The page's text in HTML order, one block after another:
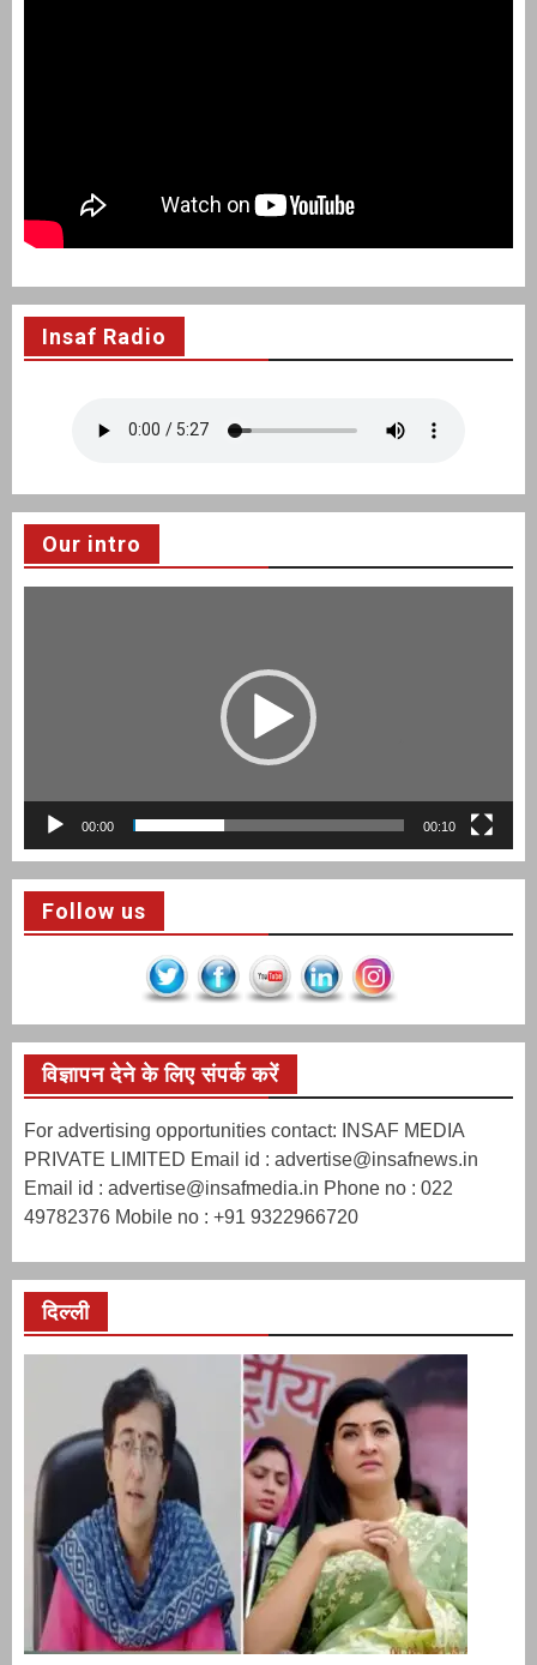
Insaf Radio
Our intro
00:00 00:10
Follow us
विज्ञापन देने के लिए संपर्क करें
For advertising opportunities contact: INSAF MEDIA
PRIVATE LIMITED Email id : advertise@insafnews.in
Email id : advertise@insafmedia.in Phone no : 022
49782376 Mobile no : +91 9322966720
दिल्ली